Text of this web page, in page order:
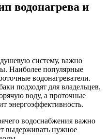
водонагрева и
систему, важно
Наиболее популярные
водонагреватели.
подходят для владельцев,
воду, а проточные
энергоэффективность.
водоснабжения важно
выдерживать нужное